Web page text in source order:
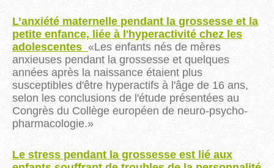
L’anxiété maternelle pendant la grossesse et la
petite enfance, liée à l'hyperactivité chez les
adolescentes «Les enfants nés de mères
anxieuses pendant la grossesse et quelques
années après la naissance étaient plus
susceptibles d'être hyperactifs à l'âge de 16 ans,
selon les conclusions de l'étude présentées au
Congrès du Collège européen de neuro-psycho-
pharmacologie.»
Le stress pendant la grossesse est lié aux